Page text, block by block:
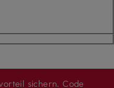
sichern. Code